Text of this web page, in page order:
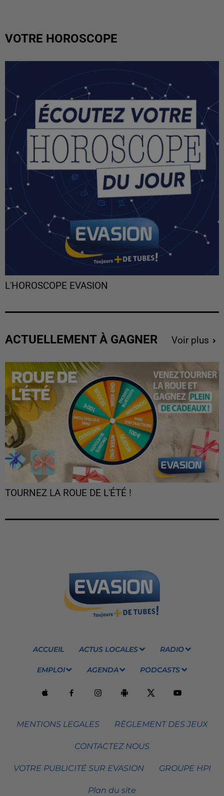
VOTRE HOROSCOPE
L'HOROSCOPE EVASION
ACTUELLEMENT À GAGNER Voir plus
TOURNEZ LA ROUE DE L'ÉTÉ !
ACCUEIL ACTUS LOCALES RADIO
EMPLOI AGENDA PODCASTS
MENTIONS LEGALES RÈGLEMENT DES JEUX
CONTACTEZ NOUS
VOTRE PUBLICITÉ SUR EVASION GROUPE HPI
Plan du site